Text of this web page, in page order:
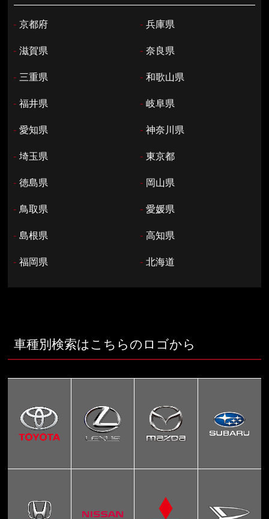
- 京都府 - 兵庫県
- 滋賀県 - 奈良県
- 三重県 - 和歌山県
- 福井県 - 岐阜県
- 愛知県 - 神奈川県
- 埼玉県 - 東京都
- 徳島県 - 岡山県
- 鳥取県 - 愛媛県
- 島根県 - 高知県
- 福岡県 - 北海道
車種別検索はこちらのロゴから